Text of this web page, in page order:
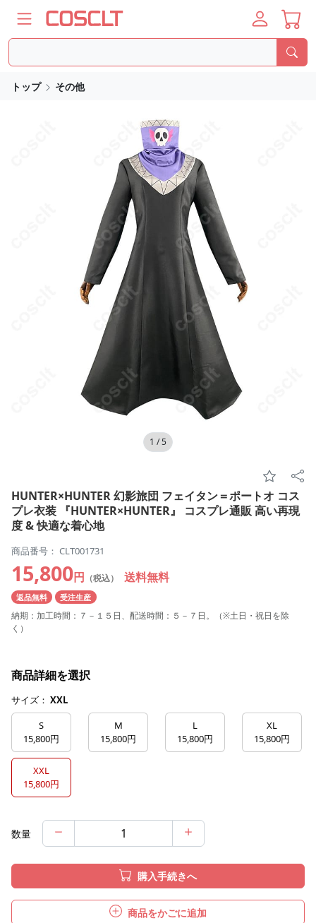
トップ その他
1 /5
HUNTER×HUNTER 幻影旅団 フェイタン＝ポートオ コス
プレ衣装 『HUNTER×HUNTER』 コスプレ通販 高い再現
度 & 快適な着心地
商品番号： CLT001731
15,800円 （税込） 送料無料
返品無料 受注生産
納期：加工時間：７－１５日、配送時間：５－７日。（※土日・祝日を除
く）
商品詳細を選択
サイズ： XXL
S
15,800円
M
15,800円
L
15,800円
XL
15,800円
XXL
15,800円
数量
購入手続きへ
商品をかごに追加